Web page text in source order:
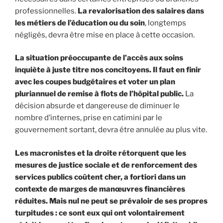
professionnelles. La revalorisation des salaires dans
les métiers de l’éducation ou du soin, longtemps
négligés, devra être mise en place à cette occasion.
La situation préoccupante de l’accès aux soins
inquiète à juste titre nos concitoyens. Il faut en finir
avec les coupes budgétaires et voter un plan
pluriannuel de remise à flots de l’hôpital public. La
décision absurde et dangereuse de diminuer le
nombre d’internes, prise en catimini par le
gouvernement sortant, devra être annulée au plus vite.
Les macronistes et la droite rétorquent que les
mesures de justice sociale et de renforcement des
services publics coûtent cher, a fortiori dans un
contexte de marges de manœuvres financières
réduites. Mais nul ne peut se prévaloir de ses propres
turpitudes : ce sont eux qui ont volontairement